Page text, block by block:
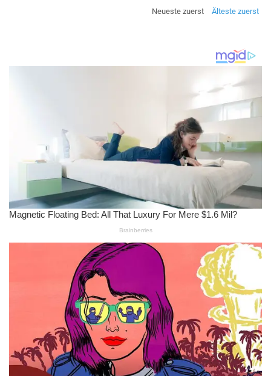
Neueste zuerst Älteste zuerst